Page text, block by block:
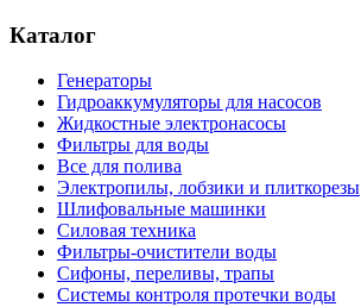
Каталог
Генераторы
Гидроаккумуляторы для насосов
Жидкостные электронасосы
Фильтры для воды
Все для полива
Электропилы, лобзики и плиткорезы
Шлифовальные машинки
Силовая техника
Фильтры-очистители воды
Сифоны, переливы, трапы
Системы контроля протечки воды